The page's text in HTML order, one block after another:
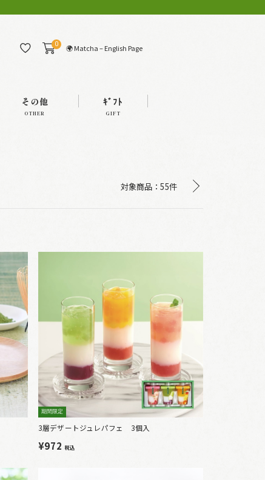
0 🌍 Matcha – English Page
その他
OTHER
ｷﾞﾌﾄ
GIFT
対象商品： 55件
期間限定
3層デザートジュレパフェ 3個入
¥972税込